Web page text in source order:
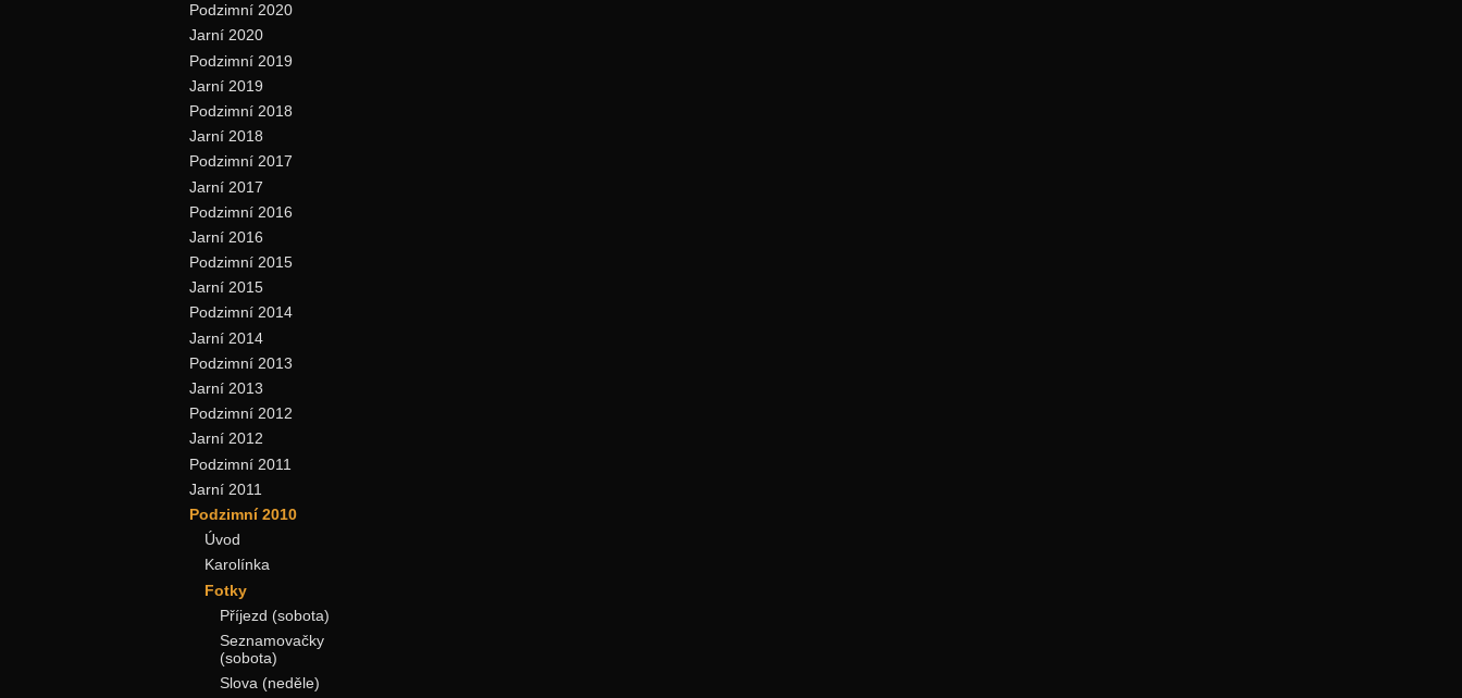
Podzimní 2020
Jarní 2020
Podzimní 2019
Jarní 2019
Podzimní 2018
Jarní 2018
Podzimní 2017
Jarní 2017
Podzimní 2016
Jarní 2016
Podzimní 2015
Jarní 2015
Podzimní 2014
Jarní 2014
Podzimní 2013
Jarní 2013
Podzimní 2012
Jarní 2012
Podzimní 2011
Jarní 2011
Podzimní 2010
Úvod
Karolínka
Fotky
Příjezd (sobota)
Seznamovačky
(sobota)
Slova (neděle)